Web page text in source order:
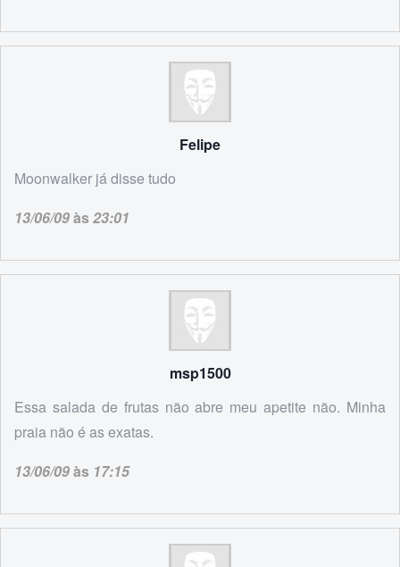
Felipe
Moonwalker já disse tudo
13/06/09às23:01
msp1500
Essa salada de frutas não abre meu apetite não. Minha
praia não é as exatas.
13/06/09às 17:15